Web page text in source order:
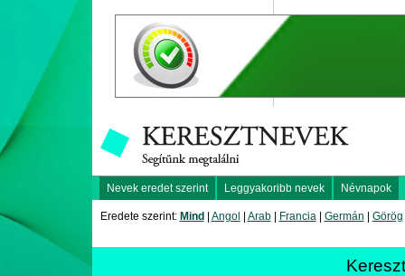
Nevek eredet szerint Leggyakoribb nevek Névnapok
Eredete szerint: Mind Angol Arab| Francia| Germán Görög